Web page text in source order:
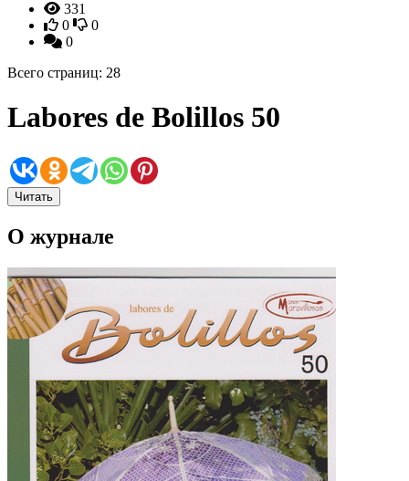
331
0
0
0
Всего страниц: 28
Labores de Bolillos 50
Читать
О журнале